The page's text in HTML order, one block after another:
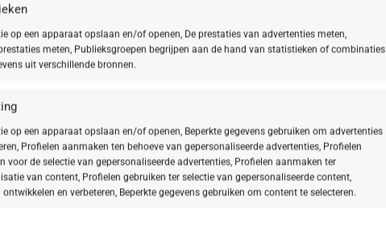
op een apparaat opslaan en/of openen, De prestaties van advertenties meten,
meten, Publieksgroepen begrijpen aan de hand van statistieken of combinaties
uit verschillende bronnen.
op een apparaat opslaan en/of openen, Beperkte gegevens gebruiken om advertenties
Profielen aanmaken ten behoeve van gepersonaliseerde advertenties, Profielen
voor de selectie van gepersonaliseerde advertenties, Profielen aanmaken ter
van content, Profielen gebruiken ter selectie van gepersonaliseerde content,
ontwikkelen en verbeteren, Beperkte gegevens gebruiken om content te selecteren.
Skinovage